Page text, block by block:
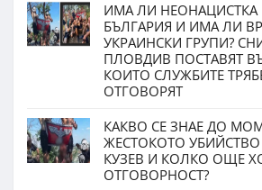
ИМА ЛИ НЕОНАЦИСТКА
БЪЛГАРИЯ И ИМА ЛИ
УКРАИНСКИ ГРУПИ?
ПЛОВДИВ ПОСТАВЯТ
КОИТО СЛУЖБИТЕ
ОТГОВОРЯТ
КАКВО СЕ ЗНАЕ ДО
ЖЕСТОКОТО УБИЙСТВО
КУЗЕВ И КОЛКО ОЩЕ
ОТГОВОРНОСТ?